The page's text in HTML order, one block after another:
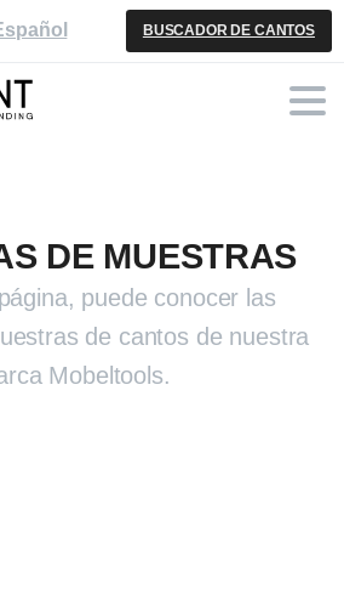
BUSCADOR DE CANTOS
DE MUESTRAS
puede conocer las
de cantos de nuestra
Mobeltools.